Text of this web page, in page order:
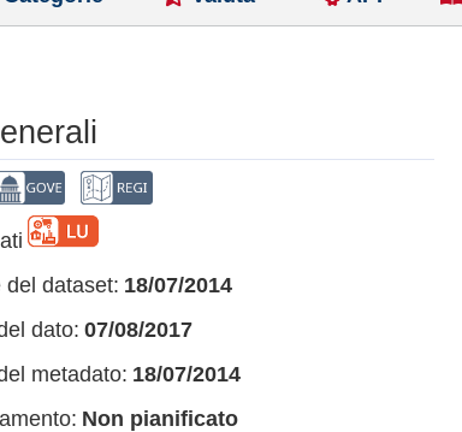
del dataset: 18/07/2014
dato: 07/08/2017
metadato: 18/07/2014
Non pianificato